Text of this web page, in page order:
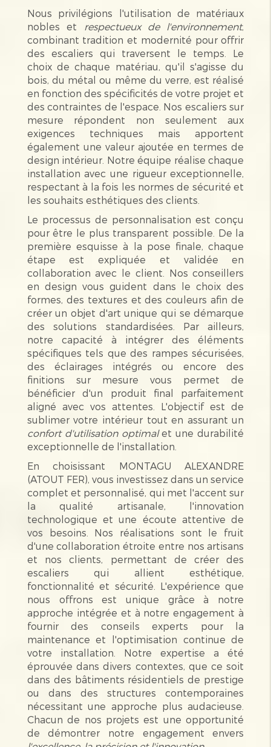
Nous privilégions l'utilisation de matériaux
nobles et
respectueux de l'environnement,
combinant tradition et modernité pour offrir
des escaliers qui traversent le temps. Le
choix de chaque matériau, qu'il s'agisse du
bois, du métal ou même du verre, est réalisé
en fonction des spécificités de votre projet et
des contraintes de l'espace. Nos escaliers sur
mesure répondent non seulement aux
exigences techniques mais apportent
également une valeur ajoutée en termes de
design intérieur. Notre équipe réalise chaque
installation avec une rigueur exceptionnelle,
respectant à la fois les normes de sécurité et
les souhaits esthétiques des clients.
Le processus de personnalisation est conçu
pour être le plus transparent possible. De la
première esquisse à la pose finale, chaque
étape est expliquée et validée en
collaboration avec le client. Nos conseillers
en design vous guident dans le choix des
formes, des textures et des couleurs afin de
créer un objet d'art unique qui se démarque
des solutions standardisées. Par ailleurs,
notre capacité à intégrer des éléments
spécifiques tels que des rampes sécurisées,
des éclairages intégrés ou encore des
finitions sur mesure vous permet de
bénéficier d'un produit final parfaitement
aligné avec vos attentes. L'objectif est de
sublimer votre intérieur tout en assurant un
confort d'utilisation optimalet une durabilité
exceptionnelle de l'installation.
En choisissant MONTAGU ALEXANDRE
(ATOUT FER), vous investissez dans un service
complet et personnalisé, qui met l'accent sur
la qualité artisanale, l'innovation
technologique et une écoute attentive de
vos besoins. Nos réalisations sont le fruit
d'une collaboration étroite entre nos artisans
et nos clients, permettant de créer des
escaliers qui allient esthétique,
fonctionnalité et sécurité. L'expérience que
nous offrons est unique grâce à notre
approche intégrée et à notre engagement à
fournir des conseils experts pour la
maintenance et l'optimisation continue de
votre installation. Notre expertise a été
éprouvée dans divers contextes, que ce soit
dans des bâtiments résidentiels de prestige
ou dans des structures contemporaines
nécessitant une approche plus audacieuse.
Chacun de nos projets est une opportunité
de démontrer notre engagement envers